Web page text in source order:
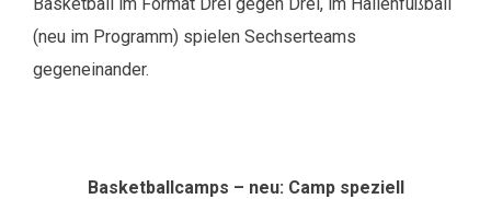
(neu im Programm) spielen Sechserteams
gegeneinander.
Basketballcamps – neu: Camp speziell